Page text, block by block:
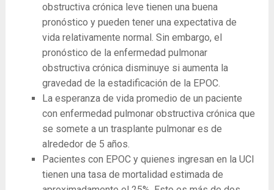
obstructiva crónica leve tienen una buena
pronóstico y pueden tener una expectativa de
vida relativamente normal. Sin embargo, el
pronóstico de la enfermedad pulmonar
obstructiva crónica disminuye si aumenta la
gravedad de la estadificación de la EPOC.
La ​​esperanza de vida promedio de un paciente
con enfermedad pulmonar obstructiva crónica que
se somete a un trasplante pulmonar es de
alrededor de 5 años.
Pacientes con EPOC y quienes ingresan en la UCI
tienen una tasa de mortalidad estimada de